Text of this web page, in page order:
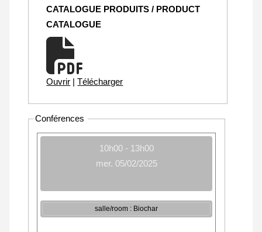
CATALOGUE PRODUITS / PRODUCT
CATALOGUE
Ouvrir | Télécharger
Conférences
10h00 - 13h00
mer. 05/02/2025
salle/room : Biochar